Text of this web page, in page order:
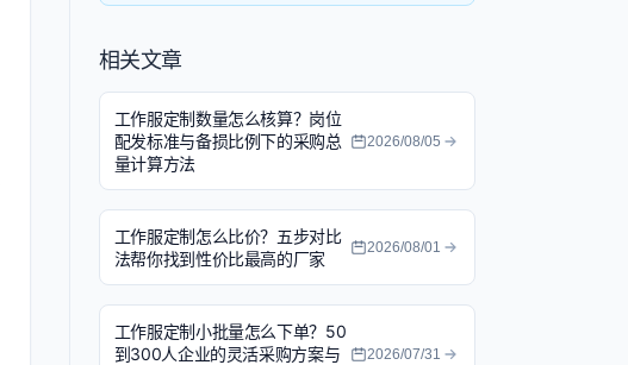
相关文章
工作服定制数量怎么核算？岗位
配发标准与备损比例下的采购总
量计算方法
2026/08/05
工作服定制怎么比价？五步对比
法帮你找到性价比最高的厂家
2026/08/01
工作服定制小批量怎么下单？50
到300人企业的灵活采购方案与
2026/07/31